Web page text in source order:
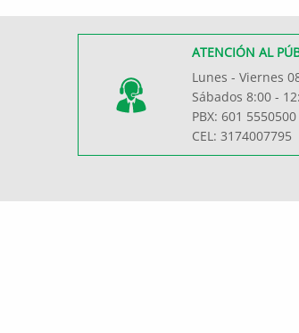
ATENCIÓN AL
Lunes - Viernes
Sábados 8:00 -
PBX: 601 5550500
CEL: 3174007795